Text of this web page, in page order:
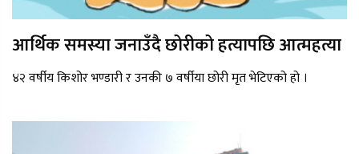
आर्थिक समस्या जनाउँदै छोरीको हत्यापछि आत्महत्या
४२ वर्षीय किशोर भण्डारी र उनकी ७ वर्षीया छोरी मृत भेटिएको हो ।